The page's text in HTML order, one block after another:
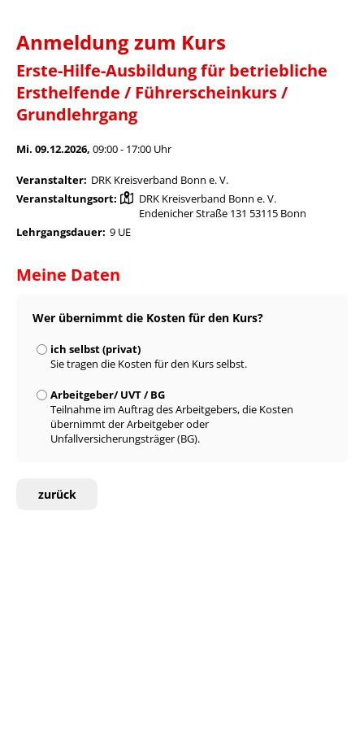
Anmeldung zum Kurs
Erste-Hilfe-Ausbildung für betriebliche
Ersthelfende / Führerscheinkurs /
Grundlehrgang
Mi. 09.12.2026, 09:00 - 17:00 Uhr
Veranstalter: DRK Kreisverband Bonn e. V.
Veranstaltungsort:
DRK Kreisverband Bonn e. V.
Endenicher Straße 131 53115 Bonn
Lehrgangsdauer: 9 UE
Meine Daten
Wer übernimmt die Kosten für den Kurs?
ich selbst (privat)
Sie tragen die Kosten für den Kurs selbst.
Arbeitgeber/ UVT / BG
Teilnahme im Auftrag des Arbeitgebers, die Kosten
übernimmt der Arbeitgeber oder
Unfallversicherungsträger (BG).
zurück